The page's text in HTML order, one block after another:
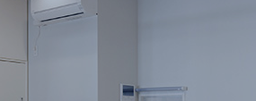
胃内視鏡